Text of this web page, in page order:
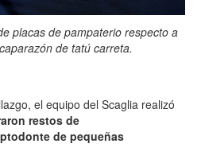
placas de pampaterio respecto a
de tatú carreta.
el equipo del Scaglia realizó
restos de
de pequeñas